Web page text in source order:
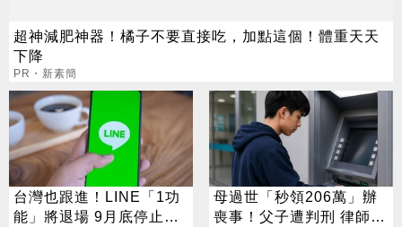
超神減肥神器！橘子不要直接吃，加點這個！體重天天
下降
PR・新素簡
台灣也跟進！LINE「1功
能」將退場 9月底停止服
母過世「秒領206萬」辦
喪事！父子遭判刑 律師：